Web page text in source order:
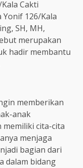
Cakti
Yonif 126/Kala
SH, MH,
merupakan
hadir membantu
memberikan
anak
cita-cita
menjaga
bagian dari
dalam bidang